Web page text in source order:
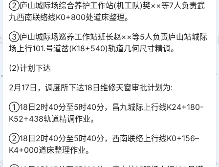
②庐山城际场综合养护工作站(机工队)樊××等7人负责武
九西南联络线K0+800处道床整理。
③庐山城际场巡养工作站班长赵××等5人负责庐山站城际
场上行101.号道岔(K18+540)轨道几何尺寸精调。
(2)计划下达
2月17日，调度所下达18日维修天窗审批计划为:
①18日2时40分至5时40分，昌九城际上行线K24+180-
K52+438轨道精调作业。
②18日2时40分至5时40分，西南联络上行线K0+156–
K4+000道床整理作业。